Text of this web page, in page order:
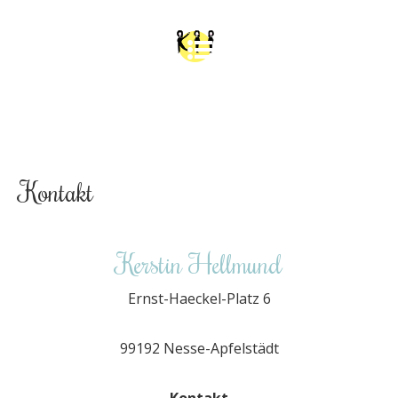
Kontakt
Kerstin Hellmund
Ernst-Haeckel-Platz 6
99192 Nesse-Apfelstädt